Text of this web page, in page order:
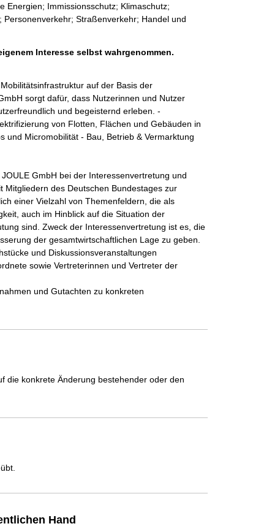
Energien; Immissionsschutz; Klimaschutz;
Straßenverkehr; Handel und
Interesse selbst wahrgenommen.
auf der Basis der
sorgt dafür, dass Nutzerinnen und Nutzer
und begeisternd erleben. -
von Flotten, Flächen und Gebäuden in
und Micromobilität - Bau, Betrieb & Vermarktung
GmbH bei der Interessenvertretung und
des Deutschen Bundestages zur
einer Vielzahl von Themenfeldern, die als
auch im Hinblick auf die Situation der
sind. Zweck der Interessenvertretung ist es, die
der gesamtwirtschaftlichen Lage zu geben.
und Diskussionsveranstaltungen
sowie Vertreterinnen und Vertreter der
und Gutachten zu konkreten
die konkrete Änderung bestehender oder den
Hand